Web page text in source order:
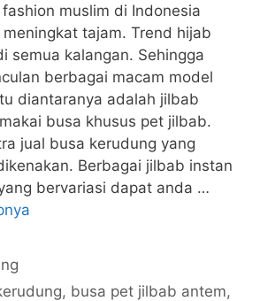
muslim di Indonesia
tajam. Trend hijab
semua kalangan. Sehingga
berbagai macam model
diantaranya adalah jilbab
busa khusus pet jilbab.
jual busa kerudung yang
Berbagai jilbab instan
bervariasi dapat anda …
, busa pet jilbab antem,